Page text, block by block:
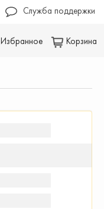
Служба поддержки
Избранное Корзина